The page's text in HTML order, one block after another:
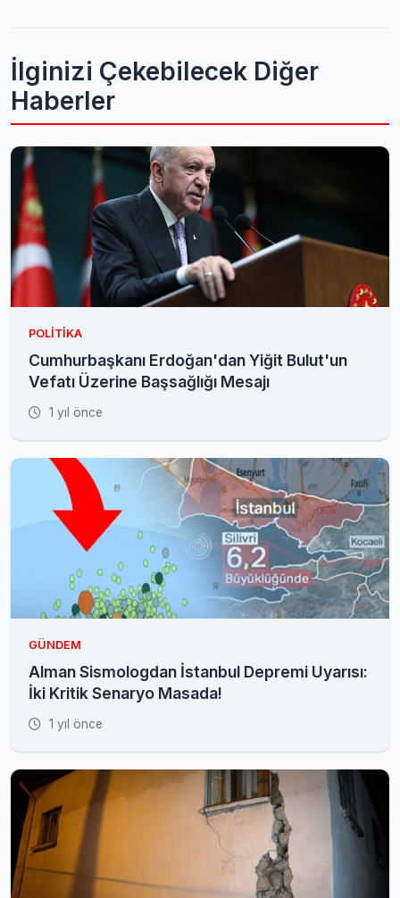
İlginizi Çekebilecek Diğer
Haberler
POLITIKA
Cumhurbaşkanı Erdoğan'dan Yiğit Bulut'un
Vefatı Üzerine Başsağlığı Mesajı
1 yıl önce
GÜNDEM
Alman Sismologdan İstanbul Depremi Uyarısı:
İki Kritik Senaryo Masada!
1 yıl önce